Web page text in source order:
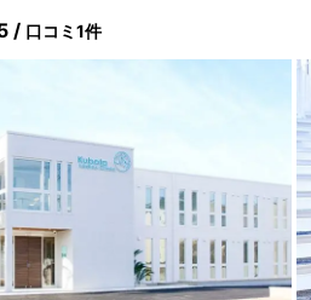
/ 口コミ 1件